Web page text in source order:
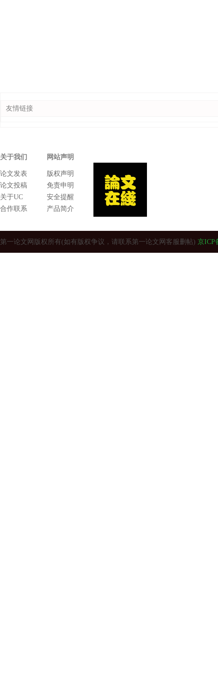
友情链接
网站声明
版权声明
免责申明
安全提醒
产品简介
关于我们
论文发表
论文投稿
关于UC
合作联系
第一论文网版权所有(如有版权争议，请联系第一论文网客服删帖) 京ICP